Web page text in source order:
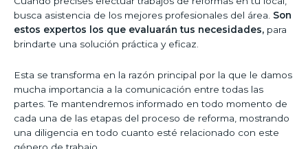
busca asistencia de los mejores profesionales del área. Son
estos expertos los que evaluarán tus necesidades, para
brindarte una solución práctica y eficaz.
Esta se transforma en la razón principal por la que le damos
mucha importancia a la comunicación entre todas las
partes. Te mantendremos informado en todo momento de
cada una de las etapas del proceso de reforma, mostrando
una diligencia en todo cuanto esté relacionado con este